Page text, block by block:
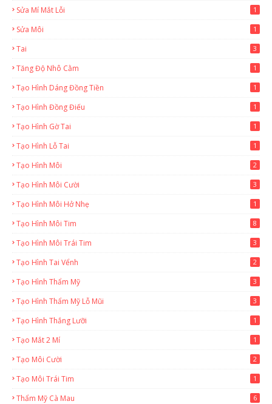
Sửa Mí Mắt Lỗi 1
Sửa Môi 1
Tai 3
Tăng Độ Nhô Cằm 1
Tạo Hình Dáng Đồng Tiền 1
Tạo Hình Đồng Điếu 1
Tạo Hình Gờ Tai 1
Tạo Hình Lỗ Tai 1
Tạo Hình Môi 2
Tạo Hình Môi Cười 3
Tạo Hình Môi Hở Nhẹ 1
Tạo Hình Môi Tim 8
Tạo Hình Môi Trái Tim 3
Tạo Hình Tai Vểnh 2
Tạo Hình Thẩm Mỹ 3
Tạo Hình Thẩm Mỹ Lỗ Mũi 3
Tạo Hình Thắng Lưỡi 1
Tạo Mắt 2 Mí 1
Tạo Môi Cười 2
Tạo Môi Trái Tim 1
Thẩm Mỹ Cà Mau 6